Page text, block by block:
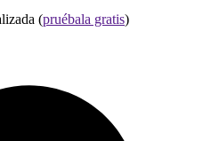
(pruébala gratis)